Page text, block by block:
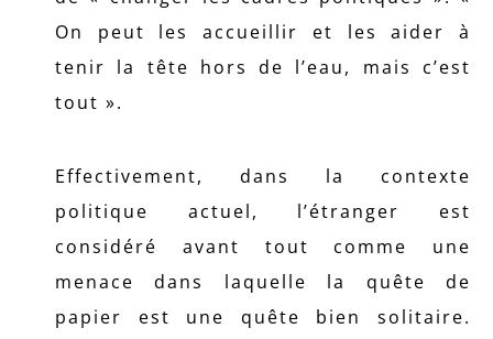
On peut les accueillir et les aider à
tenir la tête hors de l’eau, mais c’est
tout ».
Effectivement, dans la contexte
politique actuel, l’étranger est
considéré avant tout comme une
menace dans laquelle la quête de
papier est une quête bien solitaire.